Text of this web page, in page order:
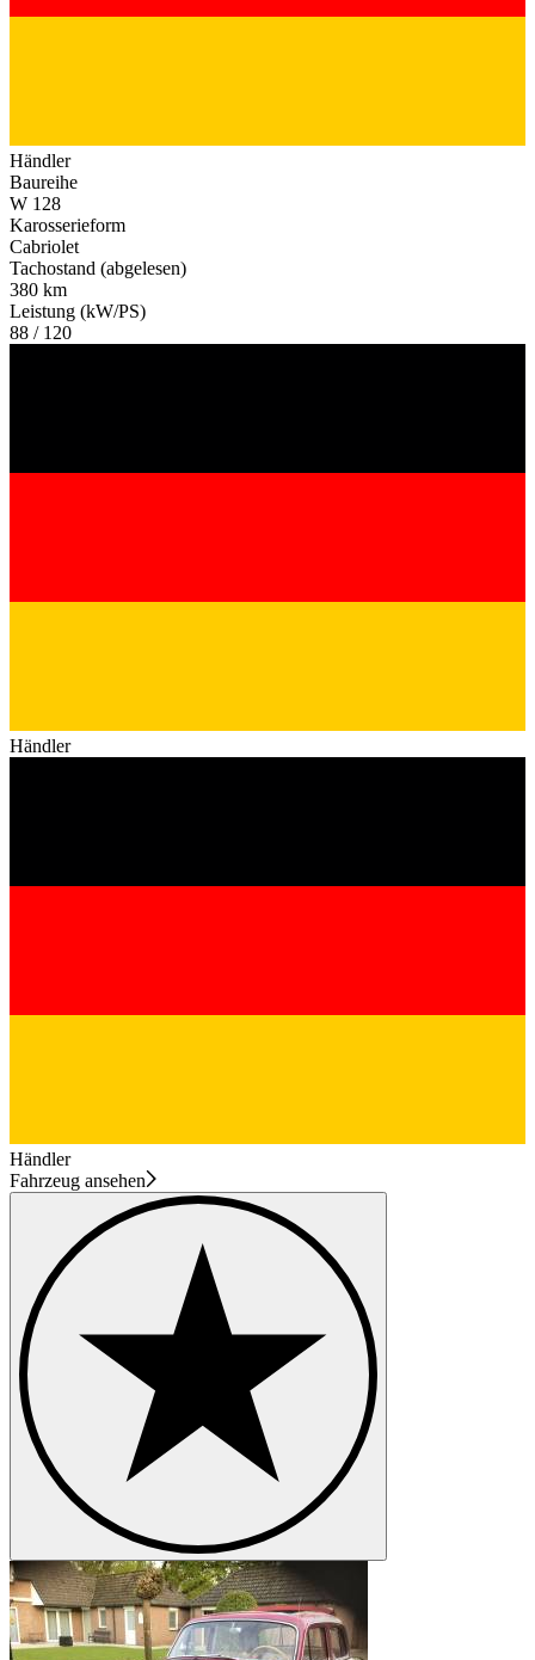
Händler
Baureihe
W 128
Karosserieform
Cabriolet
Tachostand (abgelesen)
380 km
Leistung (kW/PS)
88 / 120
Händler
Händler
Fahrzeug ansehen